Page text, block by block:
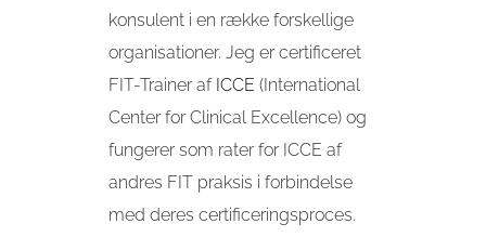
konsulent i en række forskellige
organisationer. Jeg er certificeret
FIT-Trainer af ICCE (International
Center for Clinical Excellence) og
fungerer som rater for ICCE af
andres FIT praksis i forbindelse
med deres certificeringsproces.